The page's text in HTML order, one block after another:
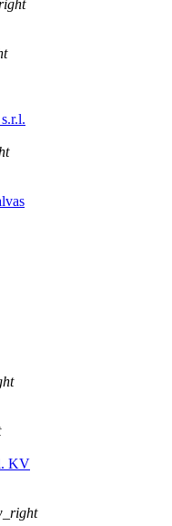
KV